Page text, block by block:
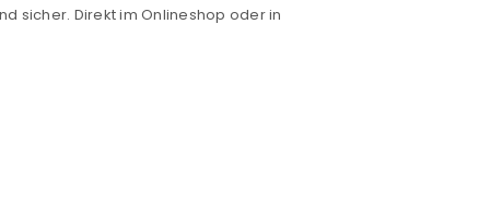
sicher. Direkt im Onlineshop oder in